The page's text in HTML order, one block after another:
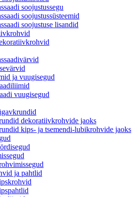
soojustussegu
soojustussüsteemid
soojustuse lisandid
ja vuugisegud
vuugisegud
dekoratiivkrohvide jaoks
kips- ja tsemendi-lubikrohvide jaoks
ja pahtlid